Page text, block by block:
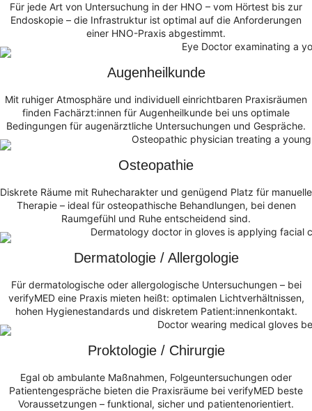
Für jede Art von Untersuchung in der HNO – vom Hörtest bis zur
Endoskopie – die Infrastruktur ist optimal auf die Anforderungen
einer HNO-Praxis abgestimmt.
Augenheilkunde
Mit ruhiger Atmosphäre und individuell einrichtbaren Praxisräumen
finden Fachärzt:innen für Augenheilkunde bei uns optimale
Bedingungen für augenärztliche Untersuchungen und Gespräche.
Osteopathie
Diskrete Räume mit Ruhecharakter und genügend Platz für manuelle
Therapie – ideal für osteopathische Behandlungen, bei denen
Raumgefühl und Ruhe entscheidend sind.
Dermatologie / Allergologie
Für dermatologische oder allergologische Untersuchungen – bei
verifyMED eine Praxis mieten heißt: optimalen Lichtverhältnissen,
hohen Hygienestandards und diskretem Patient:innenkontakt.
Proktologie / Chirurgie
Egal ob ambulante Maßnahmen, Folgeuntersuchungen oder
Patientengespräche bieten die Praxisräume bei verifyMED beste
Voraussetzungen – funktional, sicher und patientenorientiert.